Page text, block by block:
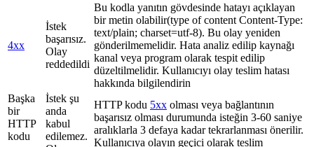
4xx
İstek
başarısız.
Olay
reddedildi
Bu kodla yanıtın gövdesinde hatayı açıklayan
bir metin olabilir(type of content Content-Type:
text/plain; charset=utf-8). Bu olay yeniden
gönderilmemelidir. Hata analiz edilip kaynağı
kanal veya program olarak tespit edilip
düzeltilmelidir. Kullanıcıyı olay teslim hatası
hakkında bilgilendirin
Başka
bir
HTTP
kodu
İstek şu
anda
kabul
edilemez.
HTTP kodu 5xx olması veya bağlantının
başarısız olması durumunda isteğin 3-60 saniye
aralıklarla 3 defaya kadar tekrarlanması önerilir.
Kullanıcıya olayın geçici olarak teslim